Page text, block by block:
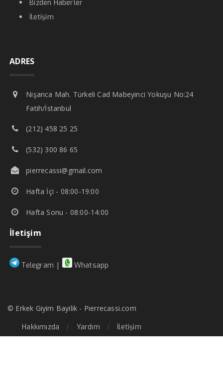
Bizden Haberler
İletişim
ADRES
Nişanca Mah. Türkeli Cad Mabeyinci Yokuşu No:24
Fatih/İstanbul
(212) 458 25 25
(532) 300 86 65
pierrecassi@gmail.com
Hafta İçi - 08:00-19:00
Hafta Sonu - 08:00-14:00
İletişim
Telegram | Whatsapp
© Erkek Giyim Bayilik - Pierrecassi.com
Hakkımızda
Yardım İletişim